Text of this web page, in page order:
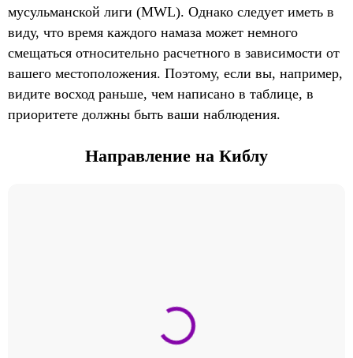
мусульманской лиги (MWL). Однако следует иметь в
виду, что время каждого намаза может немного
смещаться относительно расчетного в зависимости от
вашего местоположения. Поэтому, если вы, например,
видите восход раньше, чем написано в таблице, в
приоритете должны быть ваши наблюдения.
Направление на Киблу